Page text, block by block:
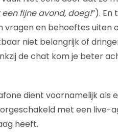
fijne avond, doeg!”). En
vragen en behoeftes uiten
niet belangrijk of
de chat kom je beter
dient voornamelijk als
met een live-
heeft.